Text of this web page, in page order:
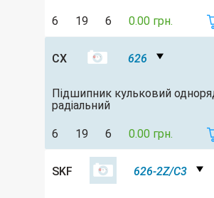
6 19 6 0.00 грн.
CX 626
Підшипник кульковий
радіальний
6 19 6 0.00 грн.
SKF 626-2Z/C3